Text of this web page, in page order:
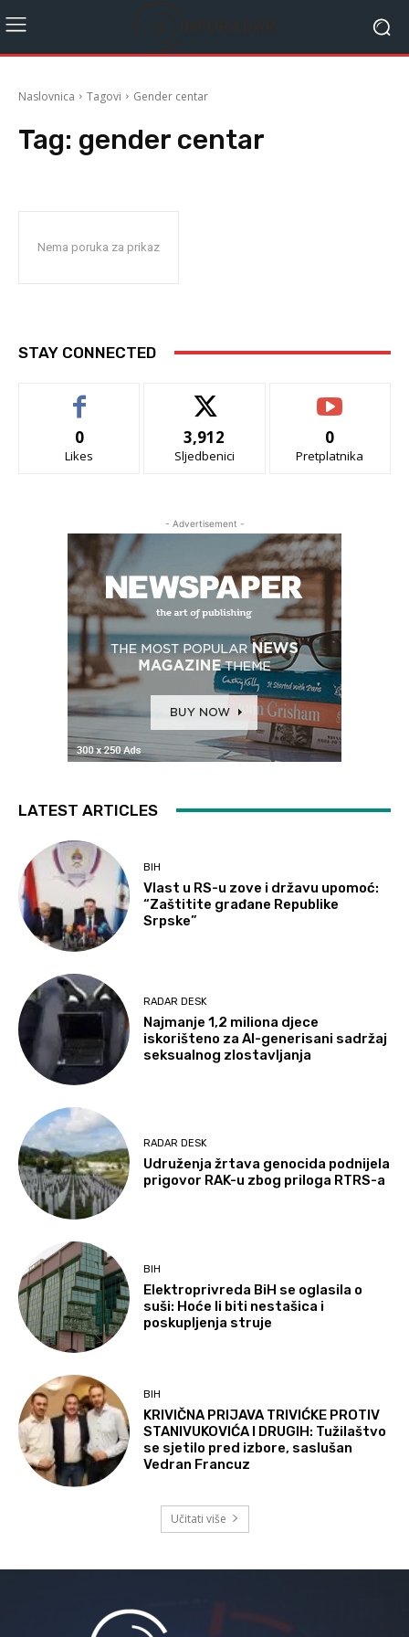
Naslovnica Tagovi Gender centar
Tag: gender centar
Nema poruka za prikaz
STAY CONNECTED
0
Likes
3,912
Sljedbenici
0
Pretplatnika
- Advertisement -
LATEST ARTICLES
BIH
Vlast u RS-u zove i državu upomoć:
“Zaštitite građane Republike
Srpske”
RADAR DESK
Najmanje 1,2 miliona djece
iskorišteno za AI-generisani sadržaj
seksualnog zlostavljanja
RADAR DESK
Udruženja žrtava genocida podnijela
prigovor RAK-u zbog priloga RTRS-a
BIH
Elektroprivreda BiH se oglasila o
suši: Hoće li biti nestašica i
poskupljenja struje
BIH
KRIVIČNA PRIJAVA TRIVIĆKE PROTIV
STANIVUKOVIĆA I DRUGIH: Tužilaštvo
se sjetilo pred izbore, saslušan
Vedran Francuz
Učitati više